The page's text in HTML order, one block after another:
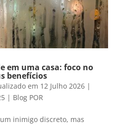
em uma casa: foco no
benefícios
em 12 Julho 2026 |
| Blog POR
inimigo discreto, mas